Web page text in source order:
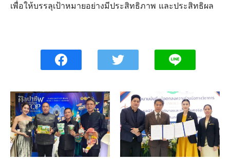
เพื่อให้บรรลุเป้าหมายอย่างมีประสิทธิภาพ และประสิทธิผล